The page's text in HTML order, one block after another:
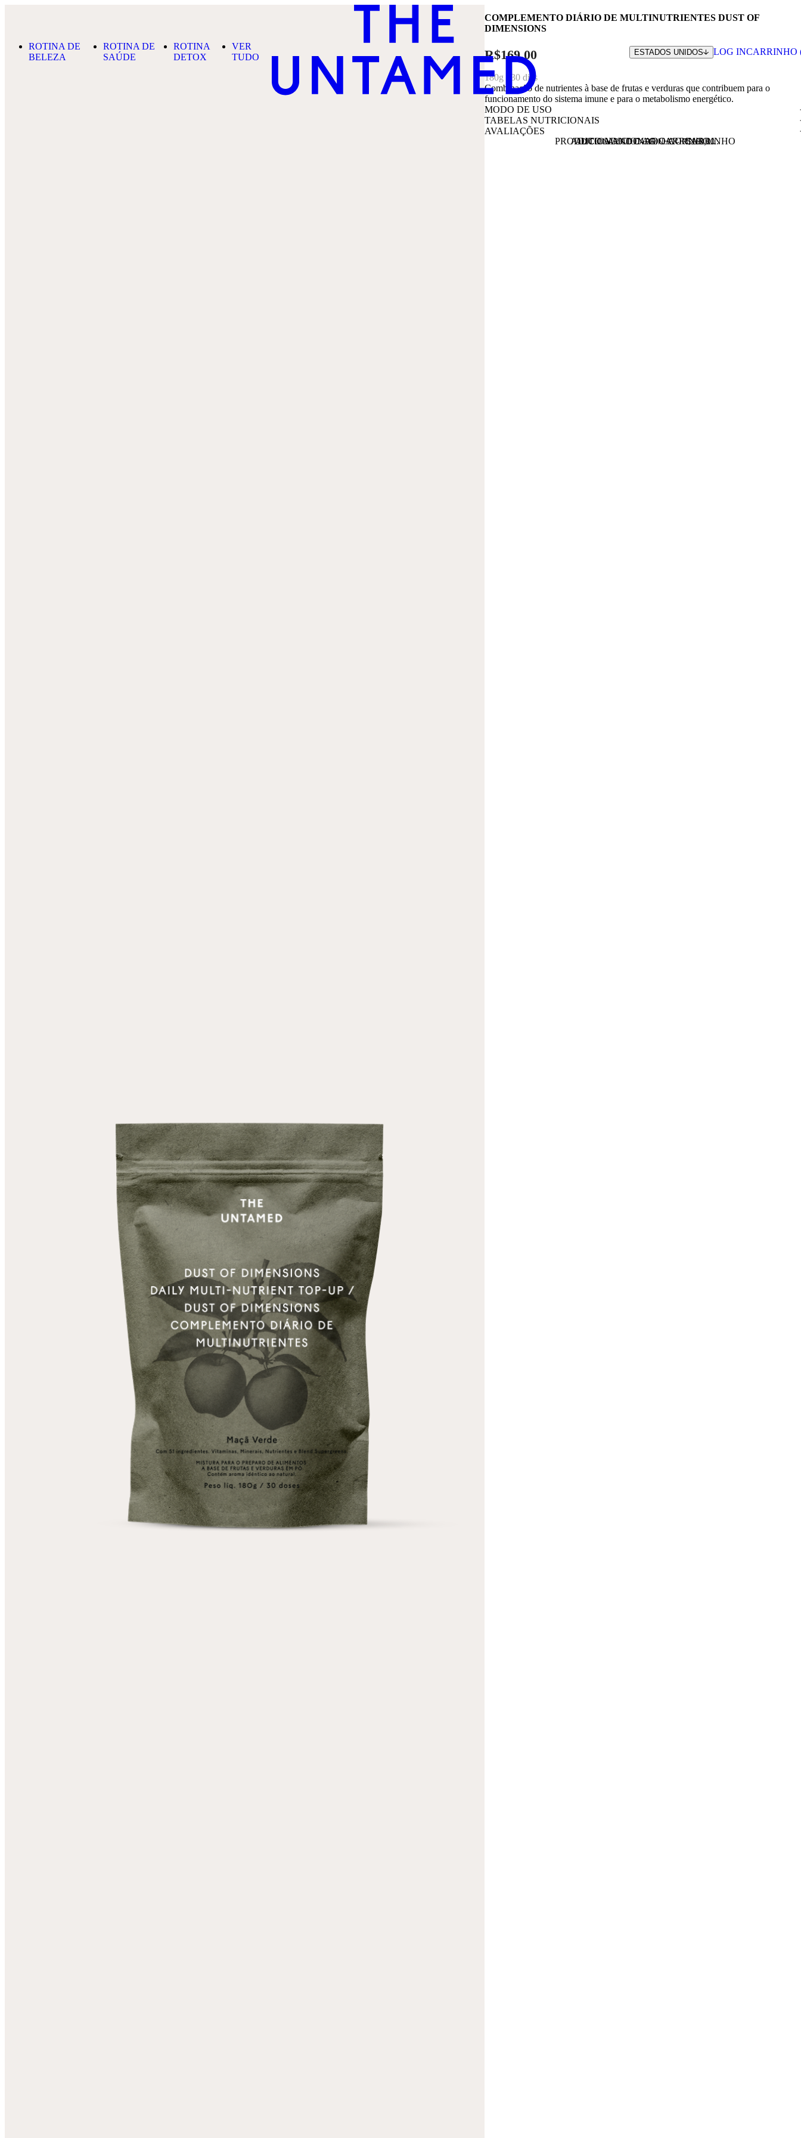
ROTINA DE
BELEZA
ROTINA DE
SAÚDE
ROTINA
DETOX
VER
TUDO
ESTADOS UNIDOS LOG INCARRINHO
COMPLEMENTO DIÁRIO DE MULTINUTRIENTES DUST OF
DIMENSIONS
R$169,00
180g / 30 dias
Combinação de nutrientes à base de frutas e verduras que contribuem para o
funcionamento do sistema imune e para o metabolismo energético.
MODO DE USO
TABELAS NUTRICIONAIS
AVALIAÇÕES
ADICIONAR AO CARRINHO -R$169,00
ADICIONANDO AO CARRINHO…
PRODUTO ADICIONADO AO CARRINHO